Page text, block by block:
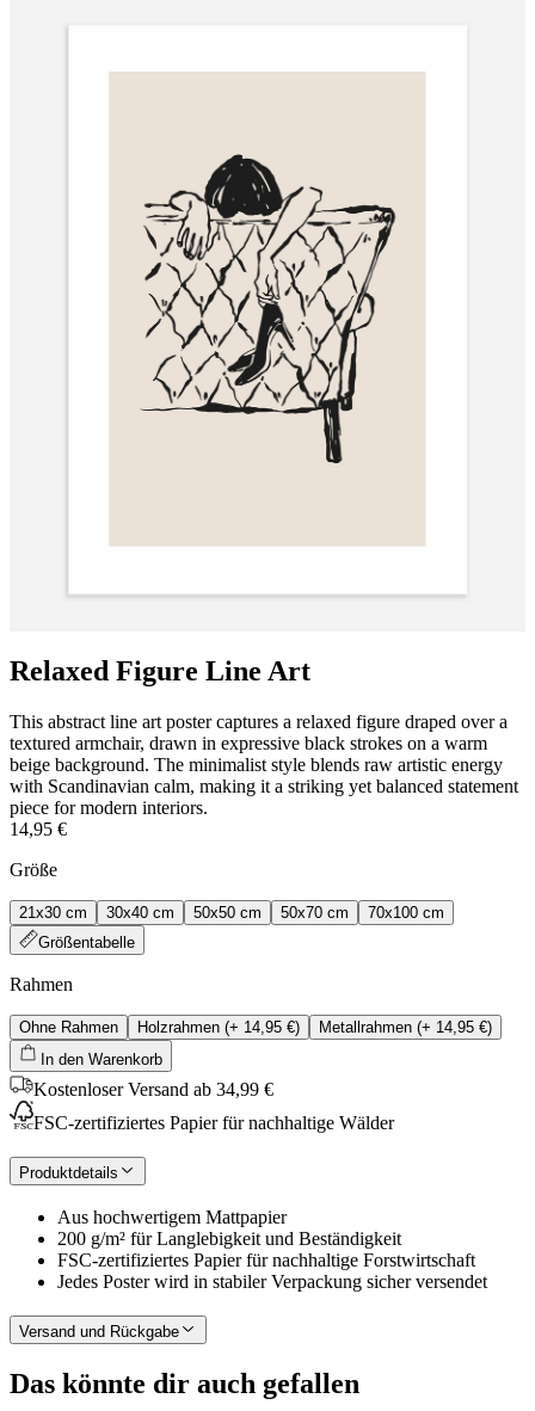
Relaxed Figure Line Art
This abstract line art poster captures a relaxed figure draped over a
textured armchair, drawn in expressive black strokes on a warm
beige background. The minimalist style blends raw artistic energy
with Scandinavian calm, making it a striking yet balanced statement
piece for modern interiors.
14,95 €
Größe
21x30 cm 30x40 cm 50x50 cm 50x70 cm
70x100 cm
Größentabelle
Rahmen
Ohne Rahmen Holzrahmen (+ 14,95 €) Metallrahmen (+ 14,95 €)
In den Warenkorb
Kostenloser Versand ab 34,99 €
FSC-zertifiziertes Papier für nachhaltige Wälder
Produktdetails
Aus hochwertigem Mattpapier
200 g/m² für Langlebigkeit und Beständigkeit
FSC-zertifiziertes Papier für nachhaltige Forstwirtschaft
Jedes Poster wird in stabiler Verpackung sicher versendet
Versand und Rückgabe
Das könnte dir auch gefallen